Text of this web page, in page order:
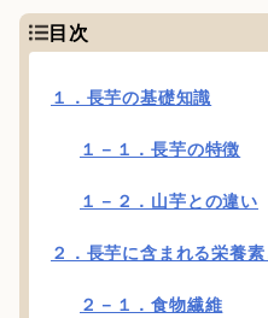
目次
１．長芋の基礎知識
１－１．長芋の特徴
１－２．山芋との違い
２．長芋に含まれる栄養
２－１．食物繊維